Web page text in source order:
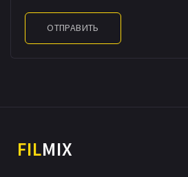
ОТПРАВИТЬ
FILMIX